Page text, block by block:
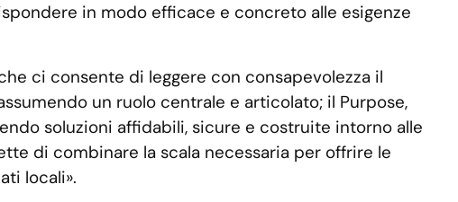
in modo efficace e concreto alle esigenze
ci consente di leggere con consapevolezza il
un ruolo centrale e articolato; il Purpose,
soluzioni affidabili, sicure e costruite intorno alle
di combinare la scala necessaria per offrire le
locali».